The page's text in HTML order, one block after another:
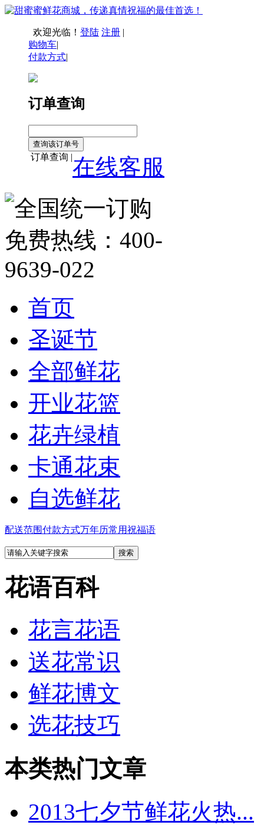
欢迎光临！ 登陆 注册 |
购物车|
付款方式|
订单查询
订单查询 |在线客服
首页
圣诞节
全部鲜花
开业花篮
花卉绿植
卡通花束
自选鲜花
配送范围付款方式万年历常用祝福语
花语百科
花言花语
送花常识
鲜花博文
选花技巧
本类热门文章
2013七夕节鲜花火热...